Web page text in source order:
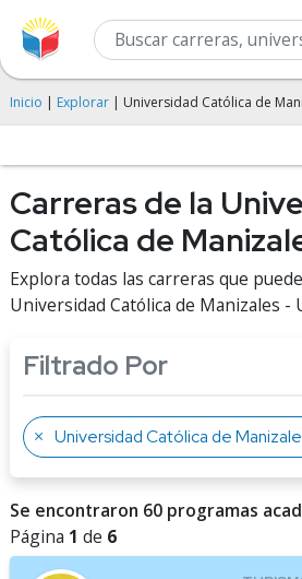
Inicio | Explorar | Universidad Católica de
Carreras de la
Católica de
Explora todas las carreras que
Universidad Católica de Manizales -
Filtrado Por
Universidad Católica de
Se encontraron 60 programas
Página 1 de 6